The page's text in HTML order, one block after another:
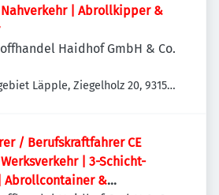
| Abrollkipper &
Haidhof GmbH & Co.
Läpple, Ziegelholz 20, 93158
/ Berufskraftfahrer CE
| 3-Schicht-
Abrollcontainer &